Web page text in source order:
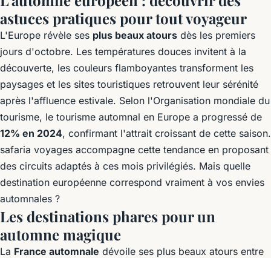
astuces pratiques pour tout voyageur
L'Europe révèle ses plus beaux atours dès les premiers
jours d'octobre. Les températures douces invitent à la
découverte, les couleurs flamboyantes transforment les
paysages et les sites touristiques retrouvent leur sérénité
après l'affluence estivale. Selon l'Organisation mondiale du
tourisme, le tourisme automnal en Europe a progressé de
12% en 2024, confirmant l'attrait croissant de cette saison.
safaria voyages accompagne cette tendance en proposant
des circuits adaptés à ces mois privilégiés. Mais quelle
destination européenne correspond vraiment à vos envies
automnales ?
Les destinations phares pour un
automne magique
La France automnale dévoile ses plus beaux atours entre